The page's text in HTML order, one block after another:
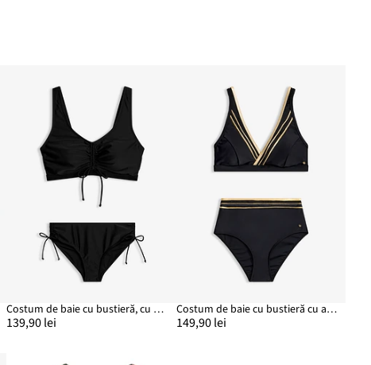
Costum de baie cu bustieră, cu șnururi (set/2 piese)
139,90 lei
Costum de baie cu bustieră cu aspect petrecut (set/2 piese)
149,90 lei